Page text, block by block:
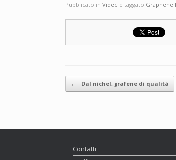
Pubblicato in Video e taggato Graphene
Navigazione articolo
← Dal nichel, grafene di qualità
Contatti